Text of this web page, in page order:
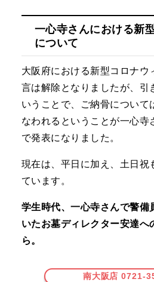
一心寺さんにおける新
について
大阪府における新型コロナウ
言は解除となりましたが、引
いうことで、ご納骨について
なわれるということが一心寺
で発表になりました。
現在は、平日に加え、土日祝
ています。
学生時代、一心寺さんで警備
いたお墓ディレクター安達へ
ら。
南大阪店 0721-